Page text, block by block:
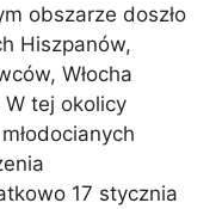
obszarze doszło
Hiszpanów,
Włocha
tej okolicy
17 stycznia